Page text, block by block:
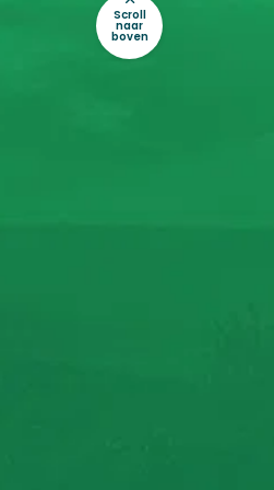
Scroll
naar
boven